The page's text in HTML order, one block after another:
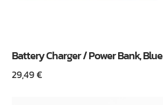
Battery Charger / Power Bank, Blue
29,49€